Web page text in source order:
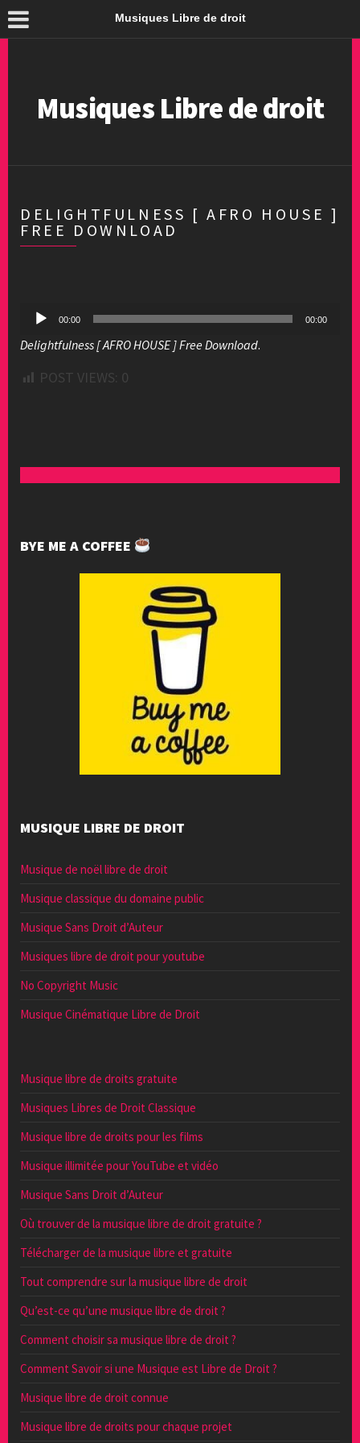
Musiques Libre de droit
Musiques Libre de droit
DELIGHTFULNESS [ AFRO HOUSE ]
FREE DOWNLOAD
Lecteur 00:00 00:00
Delightfulness [ AFRO HOUSE ] Free Download.
POST VIEWS: 0
BYE ME A COFFEE
MUSIQUE LIBRE DE DROIT
Musique de noël libre de droit
Musique classique du domaine public
Musique Sans Droit d’Auteur
Musiques libre de droit pour youtube
No Copyright Music
Musique Cinématique Libre de Droit
Musique libre de droits gratuite
Musiques Libres de Droit Classique
Musique libre de droits pour les films
Musique illimitée pour YouTube et vidéo
Musique Sans Droit d’Auteur
Où trouver de la musique libre de droit gratuite ?
Télécharger de la musique libre et gratuite
Tout comprendre sur la musique libre de droit
Qu’est-ce qu’une musique libre de droit ?
Comment choisir sa musique libre de droit ?
Comment Savoir si une Musique est Libre de Droit ?
Musique libre de droit connue
Musique libre de droits pour chaque projet